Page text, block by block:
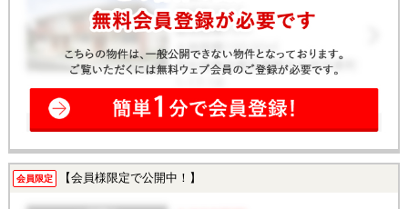
会員限定 【会員様限定で公開中！】